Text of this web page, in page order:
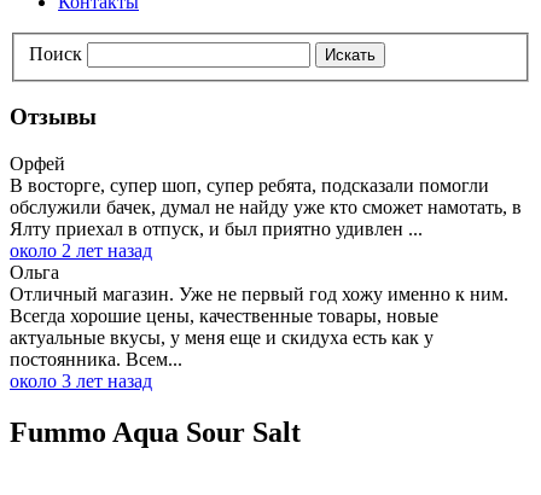
Поиск Искать
Отзывы
Орфей
В восторге, супер шоп, супер ребята, подсказали помогли
обслужили бачек, думал не найду уже кто сможет намотать, в
Ялту приехал в отпуск, и был приятно удивлен ...
около 2 лет назад
Ольга
Отличный магазин. Уже не первый год хожу именно к ним.
Всегда хорошие цены, качественные товары, новые
актуальные вкусы, у меня еще и скидуха есть как у
постоянника. Всем...
около 3 лет назад
Fummo Aqua Sour Salt